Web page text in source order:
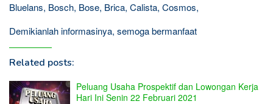
Bluelans, Bosch, Bose, Brica, Calista, Cosmos,
Demikianlah informasinya, semoga bermanfaat
Related posts:
Peluang Usaha Prospektif dan Lowongan Kerja
Hari Ini Senin 22 Februari 2021